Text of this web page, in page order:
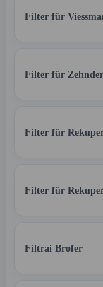
Filter für
Filter für
Filter für
Filter für
Filtrai Brofer